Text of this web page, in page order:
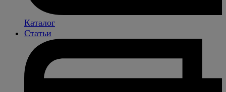
Каталог
Статьи